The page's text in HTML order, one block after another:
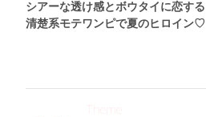
シアーな透け感とボウタイに恋する
清楚系モテワンピで夏のヒロイン♡
Theme